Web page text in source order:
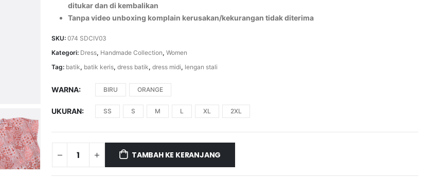
ditukar dan di kembalikan
Tanpa video unboxing komplain kerusakan/kekurangan tidak diterima
SKU:074 SDCIV03
Kategori: Dress, Handmade Collection,Women
Tag: batik, batik keris,dress batik,dress midi, lengan stali
WARNA BIRU ORANGE
UKURAN SS S M L XL 2XL
TAMBAH KE KERANJANG